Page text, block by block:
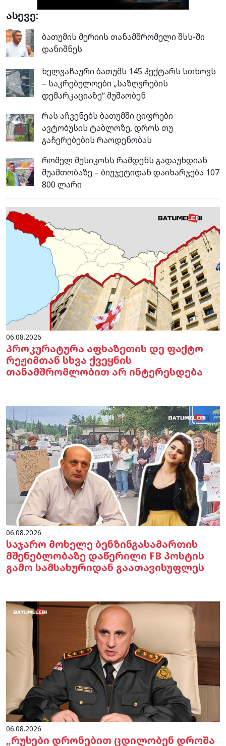
ასევე:
ბათუმის მერიის თანამშრომელი შსს-ში
დანიშნეს
ხელვაჩაური ბათუმს 145 ჰექტარს სთხოვს
– საკრებულოები „საზღვრების
დემარკაციაზე“ მუშაობენ
რას აჩვენებს ბათუმში ციფრები
ავტობუსის ტაბლოზე, დროს თუ
გაჩერებების რაოდენობას
რომელ მუსიკოსს რამდენს გადაუხდიან
შუამთობაზე – ბიუჯეტიდან დაიხარჯება 107
800 ლარი
06.08.2026
პროკურატურა აფხაზეთის დე ფაქტო
რეჟიმთან სხვა ქვეყნის
თანამშრომლობით არ ინტერესდება
06.08.2026
საჯარო მოხელე ბენზინგასამართის
მშენებლობაზე დაწერილი FB პოსტის
გამო სამსახურიდან გაათავისუფლეს
06.08.2026
„რუსები დრონებით ცდილობენ დროშა